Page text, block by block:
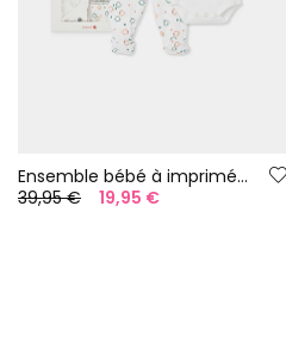
Ensemble bébé à imprimé poissons
39,95 €
19,95 €